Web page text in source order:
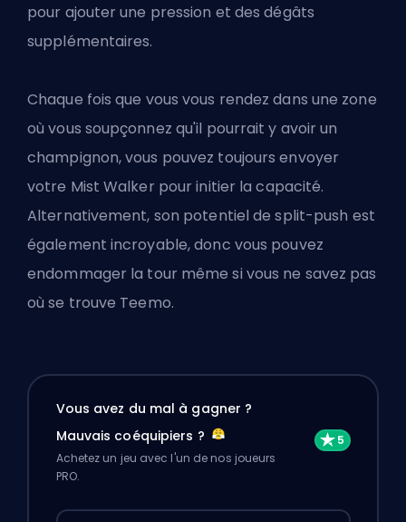
pour ajouter une pression et des dégâts
supplémentaires.
Chaque fois que vous vous rendez dans une zone
où vous soupçonnez qu'il pourrait y avoir un
champignon, vous pouvez toujours envoyer
votre Mist Walker pour initier la capacité.
Alternativement, son potentiel de split-push est
également incroyable, donc vous pouvez
endommager la tour même si vous ne savez pas
où se trouve Teemo.
Vous avez du mal à gagner ?
Mauvais coéquipiers ?
Achetez un jeu avec l'un de nos joueurs
PRO.